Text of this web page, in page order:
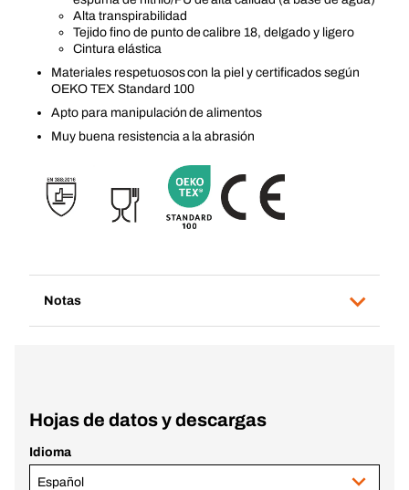
Alta transpirabilidad
Tejido fino de punto de calibre 18, delgado y ligero
Cintura elástica
Materiales respetuosos con la piel y certificados según
OEKO TEX Standard 100
Apto para manipulación de alimentos
Muy buena resistencia a la abrasión
Notas
Hojas de datos y descargas
Idioma
Español